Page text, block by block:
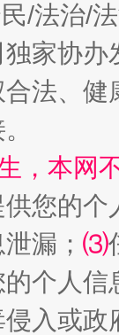
/法治/
家协
法、
，本网
您的个
漏； ⑶
个人
入或